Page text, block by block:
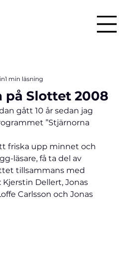
på Slottet 2008
1 min läsning
gått 10 år sedan jag
”Stjärnorna
friska upp minnet och
läsare, få ta del av
tillsammans med
Dellert, Jonas
Carlsson och Jonas